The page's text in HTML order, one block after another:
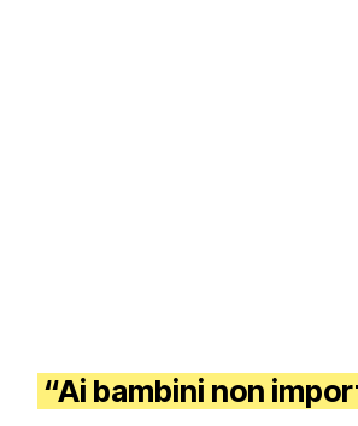
“Ai bambini non